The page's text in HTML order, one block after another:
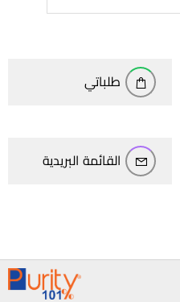
طلباتي
القائمة البريدية